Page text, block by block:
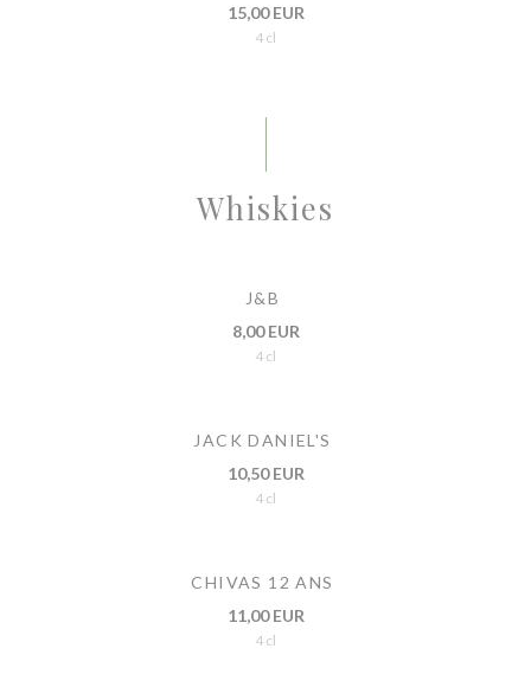
15,00 EUR
4 cl
Whiskies
J&B
8,00 EUR
4 cl
JACK DANIEL'S
10,50 EUR
4 cl
CHIVAS 12 ANS
11,00 EUR
4 cl